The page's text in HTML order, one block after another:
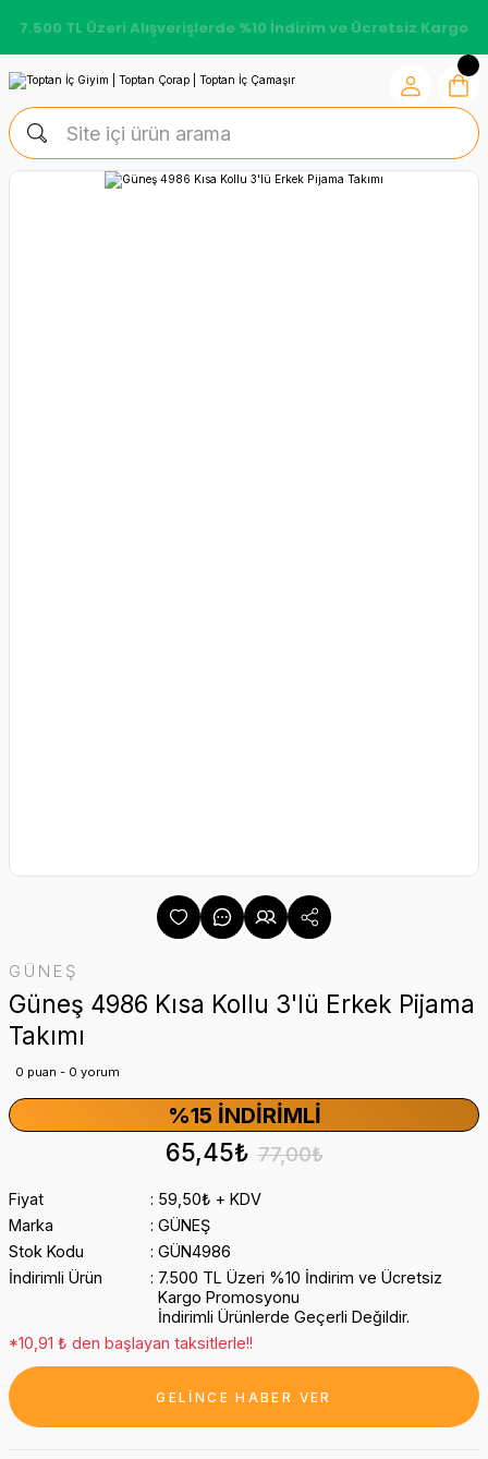
7.500 TL Üzeri Alışverişlerde %10 İndirim ve Ücretsiz Kargo
GÜNEŞ
Güneş 4986 Kısa Kollu 3'lü Erkek Pijama
Takımı
0 puan - 0 yorum
%15 İNDIRIMLI
65,45₺ 77,00₺
Fiyat
59,50₺ + KDV
Marka
GÜNEŞ
Stok Kodu
GÜN4986
İndirimli Ürün
7.500 TL Üzeri %10 İndirim ve Ücretsiz
Kargo Promosyonu
İndirimli Ürünlerde Geçerli Değildir.
*10,91 ₺ den başlayan taksitlerle!!
GELİNCE HABER VER